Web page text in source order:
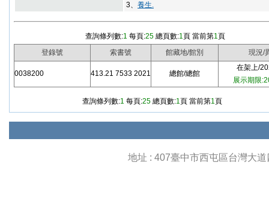
3、 養生.
查詢條列數:1 每頁:25總頁數:1頁 當前第1頁
登錄號
索書號 館藏地/館別 現況/
0038200 413.21 7533 2021 總館/總館
在架上/
展示期限
查詢條列數:1 每頁:25 總頁數:1頁 當前第1頁
地址 : 407臺中市西屯區台灣大